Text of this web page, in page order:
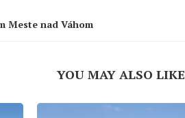
Meste nad Váhom
YOU MAY ALSO LIKE